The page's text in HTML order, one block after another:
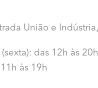
União e
das 12h às
às 19h